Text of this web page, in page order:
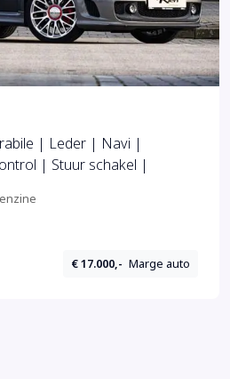
| Leder | Navi |
| Stuur schakel |
€ 17.000,- Marge auto